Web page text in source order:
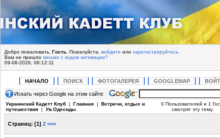
Добро пожаловать, Гость . Пожалуйста, войдите или зарегистрируйтесь
Вам не пришло письмо с кодом активации?
09-08-2026, 06:12:11
НАЧАЛО ПОИСК ФОТОГАЛЕРЕЯ GOOGLEMAP
Искать через Google на этом сайте
Украинский Кадетт Клуб | Главная | Встречи, отдых и
путешествия | Ув.Одесиды
0 Пользователей и 1
смотрят эту тему.
Страниц: [1] 2 »»»